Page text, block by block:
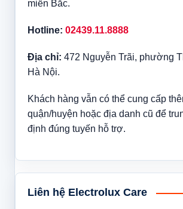
miền Bắc.
Hotline: 02439.11.8888
Địa chỉ: 472 Nguyễn Trãi, phường
Hà Nội.
Khách hàng vẫn có thể cung cấp
quận/huyện hoặc địa danh cũ để
định đúng tuyến hỗ trợ.
Liên hệ Electrolux Care